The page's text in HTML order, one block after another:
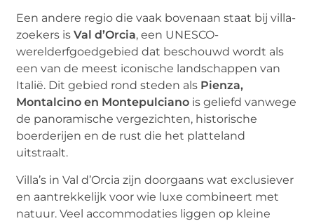
Een andere regio die vaak bovenaan staat bij villa-
zoekers isVal d’Orcia, een UNESCO-
werelderfgoedgebied dat beschouwd wordt als
een van de meest iconische landschappen van
Italië. Dit gebied rond steden als Pienza,
Montalcino en Montepulciano is geliefd vanwege
de panoramische vergezichten, historische
boerderijen en de rust die het platteland
uitstraalt.
Villa’s in Val d’Orcia zijn doorgaans wat exclusiever
en aantrekkelijk voor wie luxe combineert met
natuur. Veel accommodaties liggen op kleine